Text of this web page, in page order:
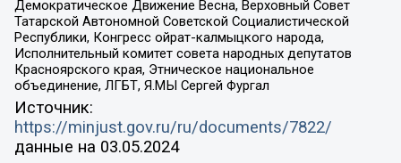
Демократическое Движение Весна, Верховный Совет
Татарской Автономной Советской Социалистической
Республики, Конгресс ойрат-калмыцкого народа,
Исполнительный комитет совета народных депутатов
Красноярского края, Этническое национальное
объединение, ЛГБТ, Я.МЫ Сергей Фургал
Источник:
https://minjust.gov.ru/ru/documents/7822/
данные на 03.05.2024